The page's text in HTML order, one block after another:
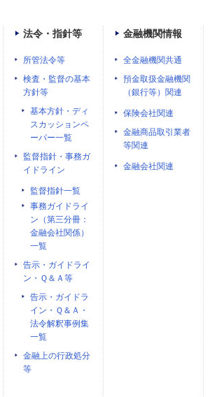
法令・指針等
所管法令等
検査・監督の基本
方針等
基本方針・ディ
スカッションペ
ーパー一覧
監督指針・事務ガ
イドライン
監督指針一覧
事務ガイドライ
ン（第三分冊：
金融会社関係）
一覧
告示・ガイドライ
ン・Ｑ＆Ａ等
告示・ガイドラ
イン・Ｑ＆Ａ・
法令解釈事例集
一覧
金融上の行政処分
等
金融機関情報
全金融機関共通
預金取扱金融機関
（銀行等）関連
保険会社関連
金融商品取引業者
等関連
金融会社関連